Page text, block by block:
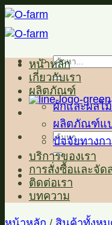
ข้าม
ไป
เนื้อหา
ค้นหา:
ค้นหา:
หน้าหลัก
เกี่ยวกับเรา
ผลิตภัณฑ์
ผักและผลไ
ผลิตภัณฑ์แ
ปัจจัยทางก
บริการของเรา
การสั่งซื้อและจัด
ติดต่อเรา
บทความ